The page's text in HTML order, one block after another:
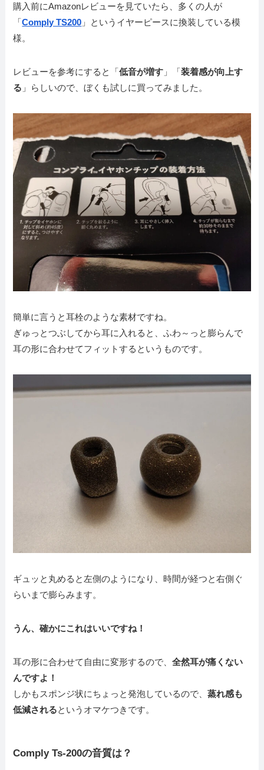
購入前にAmazonレビューを見ていたら、多くの人が
「Comply TS200 」というイヤーピースに換装している模
様。
レビューを参考にすると「低音が増す 」「装着感が向上す
る 」らしいので、ぼくも試しに買ってみました。
簡単に言うと耳栓のような素材ですね。
ぎゅっとつぶしてから耳に入れると、ふわ～っと膨らんで
耳の形に合わせてフィットするというものです。
ギュッと丸めると左側のようになり、時間が経つと右側ぐ
らいまで膨らみます。
うん、確かにこれはいいですね！
耳の形に合わせて自由に変形するので、全然耳が痛くない
んですよ！
しかもスポンジ状にちょっと発泡しているので、蒸れ感も
低減されるというオマケつきです。
Comply Ts-200の音質は？